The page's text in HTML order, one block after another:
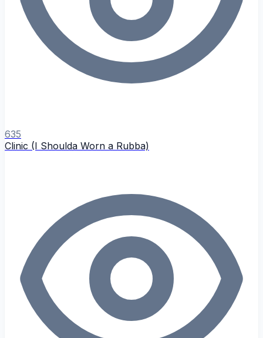
635
Clinic (I Shoulda Worn a Rubba)